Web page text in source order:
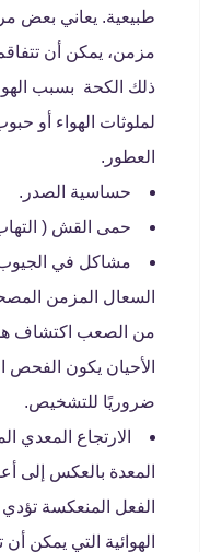
طبيعية. يعاني بعض
مزمن، يمكن أن
ذلك الكحة بسبب
لملوثات الهواء أو
العطور.
حساسية الصدر.
حمى القش (
مشاكل في الجيوب
السعال المزمن
من الصعب اكتشاف
الأحيان يكون الفحص
ضروريًا للتشخيص.
الارتجاع المعدي
المعدة بالعكس إلى
الفعل المنعكسة
الهوائية التي يمكن